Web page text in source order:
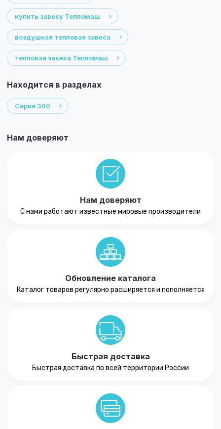
купить завесу Тепломаш
воздушная тепловая завеса
тепловая завеса Тепломаш
Находится в разделах
Серия 300
Нам доверяют
Нам доверяют
С нами работают известные мировые производители
Обновление каталога
Каталог товаров регулярно расширяется и пополняется
Быстрая доставка
Быстрая доставка по всей территории России